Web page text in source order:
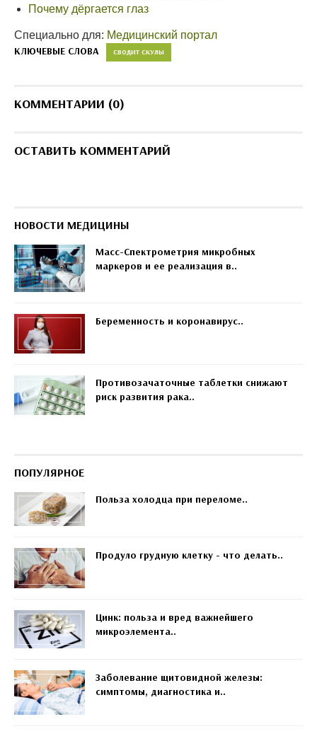
Почему дёргается глаз
Специально для: Медицинский портал
КЛЮЧЕВЫЕ СЛОВА СВОДИТ СКУЛЫ
КОММЕНТАРИИ (0)
ОСТАВИТЬ КОММЕНТАРИЙ
НОВОСТИ МЕДИЦИНЫ
Масс-Спектрометрия микробных
маркеров и ее реализация в..
Беременность и коронавирус..
Противозачаточные таблетки снижают
риск развития рака..
ПОПУЛЯРНОЕ
Польза холодца при переломе..
Продуло грудную клетку - что делать..
Цинк: польза и вред важнейшего
микроэлемента..
Заболевание щитовидной железы:
симптомы, диагностика и..